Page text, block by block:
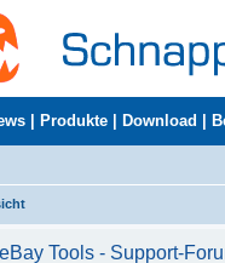
Produkte Download
Tools - Support-